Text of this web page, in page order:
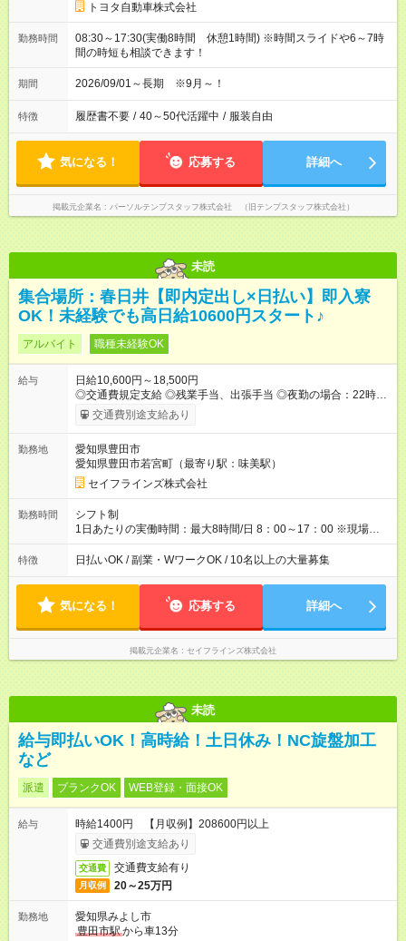
トヨタ自動車株式会社
勤務時間
08:30～17:30(実働8時間 休憩1時間) ※時間スライドや6～7時
間の時短も相談できます！
期間 2026/09/01～長期 ※9月～！
特徴 履歴書不要 / 40～50代活躍中 / 服装自由
気になる！ 応募する 詳細へ
掲載元企業名 パーソルテンプスタッフ株式会社 （旧テンプスタッフ株式会社）
未読
集合場所：春日井【即内定出し×日払い】即入寮
OK！未経験でも高日給10600円スタート♪
アルバイト 職種未経験OK
給与
日給10,600円～18,500円
◎交通費規定支給 ◎残業手当、出張手当 ◎夜勤の場合：22時～
翌5時は割増給与 ◎日払い・週払い可(希望者／条件有) ◎熱中症
対策キッド完備 ◎アイス食べ放題 ◎食料支援(パスタ・ラーメン
分のぺースで勤務可能 週4～OK！あなたの働き方と相談します♪
ダブルワークも可能です☺ ◎髪色、ピアス、タトゥーOK おしゃ
れも自由に楽しめます！ 【試用期間】試用期間あり 試用期間の
長さ：3ヶ月 雇用形態、給与は本採用時と同じです。
交通費別途支給あり
勤務地
愛知県豊田市
愛知県豊田市若宮町（最寄り駅：味美駅）
セイフラインズ株式会社
勤務時間
シフト制
1日あたりの実働時間：最大8時間/日 8：00～17：00 ※現場によ
っては多少時間は前後します ▶残業ほとんどなし！ ▶時間より
早く終わることの方が多いと思います。現場によっては午前中
望の方は夜勤（21:00～6:00）のお仕事も可能。
特徴 日払いOK / 副業・WワークOK / 10名以上の大量募集
気になる！ 応募する 詳細へ
掲載元企業名 セイフラインズ株式会社
未読
給与即払いOK！高時給！土日休み！NC旋盤加工
など
派遣 ブランクOK WEB登録・面接OK
給与
時給1400円 【月収例】208600円以上
交通費別途支給あり
交通費 交通費支給有り
月収例 20～25万円
勤務地
愛知県みよし市
豊田市駅から車13分